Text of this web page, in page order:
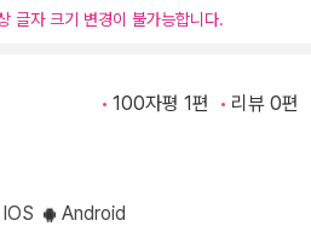
글자 크기 변경이 불가능합니다.
100자평 1편 리뷰 0편
IOS
Android